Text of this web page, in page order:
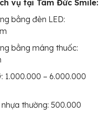
vụ tại Tâm Đức Smile:
bằng đèn LED:
bằng máng thuốc:
1.000.000 – 6.000.000
thường: 500.000